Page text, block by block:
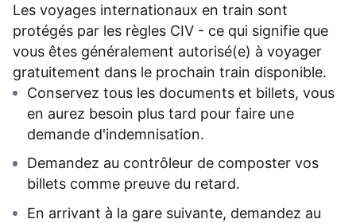
Les voyages internationaux en train sont
protégés par les règles CIV - ce qui signifie que
vous êtes généralement autorisé(e) à voyager
gratuitement dans le prochain train disponible.
Conservez tous les documents et billets, vous
en aurez besoin plus tard pour faire une
demande d'indemnisation.
Demandez au contrôleur de composter vos
billets comme preuve du retard.
En arrivant à la gare suivante, demandez au